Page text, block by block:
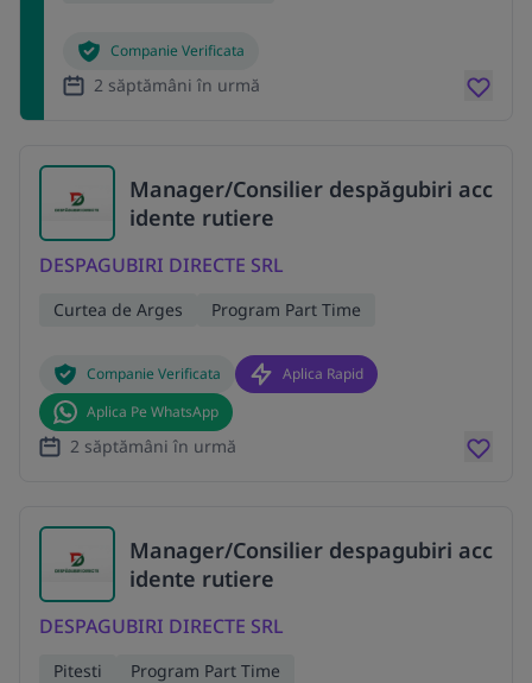
Companie Verificata
2 săptămâni în urmă
Manager/Consilier despăgubiri acc
idente rutiere
DESPAGUBIRI DIRECTE SRL
Curtea de Arges Program Part Time
Companie Verificata
Aplica Rapid
Aplica Pe WhatsApp
2 săptămâni în urmă
Manager/Consilier despagubiri acc
idente rutiere
DESPAGUBIRI DIRECTE SRL
Pitesti Program Part Time